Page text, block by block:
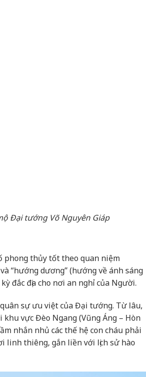
Đại tướng Võ Nguyên Giáp
phong thủy tốt theo quan niệm
“hướng dương” (hướng về ánh sáng
đắc địa cho nơi an nghỉ của Người.
sự ưu việt của Đại tướng. Từ lâu,
vực Đèo Ngang (Vũng Áng – Hòn
nhắn nhủ các thế hệ con cháu phải
linh thiêng, gắn liền với lịch sử hào